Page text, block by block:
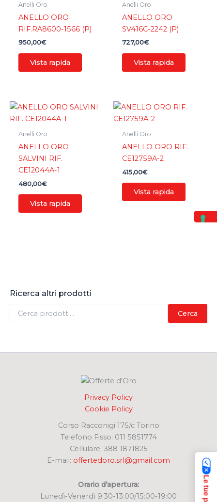
Ricerca altri prodotti
Cerca
Anelli Oro
ANELLO ORO
RIF.RA8600-1566 (P)
950,00€
Vista rapida
Anelli Oro
ANELLO ORO
SV416C-2242 (P)
727,00€
Vista rapida
Anelli Oro
ANELLO ORO
SALVINI RIF.
CE12044A-1
480,00€
Vista rapida
Anelli Oro
ANELLO ORO RIF.
CE12759A-2
415,00€
Vista rapida
Privacy Policy
Cookie Policy
Corso Racconigi 175/c Torino
Telefono Fisso: 011 5851774
Cellulare: 388 1871825
E-mail: offertedoro.srl@gmail.com
Orario d’apertura:
Lunedì-Venerdì 9:30-13:00/15:00-19:00